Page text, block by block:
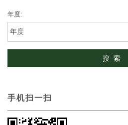
年度:
手机扫一扫